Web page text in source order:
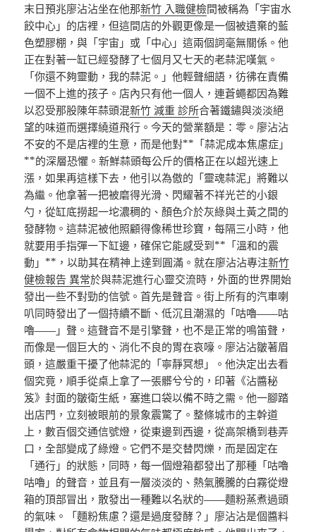
末日預兆廖沾沾坐在他那新竹 入職健檢間被稱為「宇宙水
餃中心」的店裡，但這間店的外觀更像是一個被遺棄的藍
色塑膠棚，與「宇宙」或「中心」這兩個詞毫無關係。他
正在對著一缸已經發酵了七個月又七天的老蒜泥嘆氣。
「你還不夠靈動，我的蒜泥。」他輕聲細語，彷彿在責備
一個不上進的孩子。店內只有他一個人，連蒼蠅都因為難
以忍受那股陳年蒜頭混新竹 減重 診所合著鐵鏽與淡淡絕
望的味道而選擇繞道飛行。今天的營業額是：零。廖沾沾
不安的不是店裡的生意，而是他對**「蒜泥成本焦慮症」
**的深層恐懼。新鮮蒜頭每公斤的價格正在以超光速上
漲，如果再這樣下去，他引以為傲的「靈魂蒜泥」將難以
為繼。他拿著一把被磨得光滑、閃耀著不祥光芒的小銀
勺，從缸底撈起一坨濃稠的、顏色介於灰綠與土黃之間的
發酵物。這蒜泥被他照顧得像稀世珍寶，每隔三小時，他
就要用手指彈一下缸邊，確保它能感受到**「溫和的震
動」**，以助其在精神上達到圓滿。就在廖沾沾專注新竹
健檢報告 異常於與蒜泥進行心靈交流時，外面的世界開始
發出一些不對勁的信號。首先是聲音。街上所有的汽車喇
叭同時發出了一個持續不斷、低沉且潮濕的「咕嚕——咕
嚕——」聲。這聲音不是引擎聲，也不是正常的鳴笛聲，
而像是一個巨大的、消化不良的胃在哀嚎。廖沾沾皺著眉
頭，這嚴重干擾了他蒜泥的「寧靜冥想」。他決定出去看
個究竟，順手從桌上拿了一張髒兮兮的，印著《沾醬秘
笈》封面的皺衛生紙，塞進口袋以備不時之需。他一腳踏
出店門，立刻被眼前的景象震驚了。整條城市的主幹道
上，數百個交通信號燈，從東邊到西邊，從高架橋到巷弄
口，全部變成了綠燈。它們不是交替閃爍，而是固定在
「通行」的狀態，同時，每一個燈箱都發出了那種「咕嚕
咕嚕」的聲音，並且有一層淡淡的、熱氣騰騰的白霧從燈
箱的頂部冒出，散發出一種難以名狀的——麵粉蒸煮過頭
的氣味。「麵粉焦慮？還是過度發酵？」廖沾沾是個醬料